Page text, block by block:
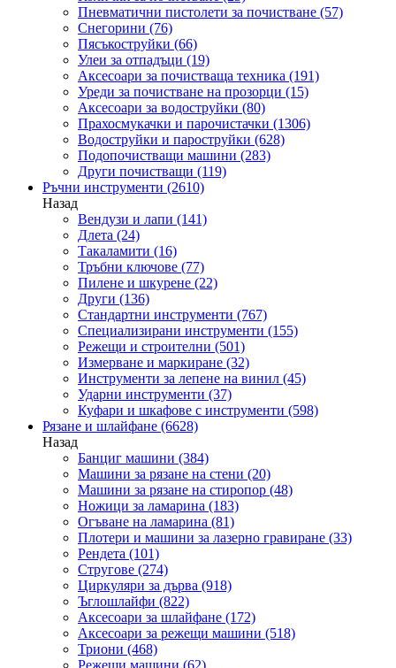
Пневматични пистолети за почистване (57)
Снегорини (76)
Пясъкоструйки (66)
Улеи за отпадъци (19)
Аксесоари за почистваща техника (191)
Уреди за почистване на прозорци (15)
Аксесоари за водоструйки (80)
Прахосмукачки и парочистачки (1306)
Водоструйки и пароструйки (628)
Подопочистващи машини (283)
Други почистващи (119)
Ръчни инструменти (2610)
Назад
Вендузи и лапи (141)
Длета (24)
Такаламити (16)
Тръбни ключове (77)
Пилене и шкурене (22)
Други (136)
Стандартни инструменти (767)
Специализирани инструменти (155)
Режещи и строителни (501)
Измерване и маркиране (32)
Инструменти за лепене на винил (45)
Ударни инструменти (37)
Куфари и шкафове с инструменти (598)
Рязане и шлайфане (6628)
Назад
Банциг машини (384)
Машини за рязане на стени (20)
Машини за рязане на стиропор (48)
Ножици за ламарина (183)
Огъване на ламарина (81)
Плотери и машини за лазерно гравиране (33)
Рендета (101)
Стругове (274)
Циркуляри за дърва (918)
Ъглошлайфи (822)
Аксесоари за шлайфане (172)
Аксесоари за режещи машини (518)
Триони (468)
Режещи машини (62)